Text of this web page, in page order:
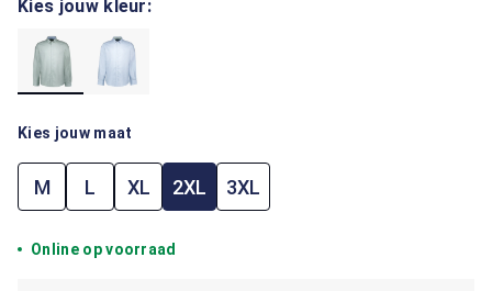
Kies jouw kleur:
Kies jouw maat
M L XL 2XL 3XL
Online op voorraad